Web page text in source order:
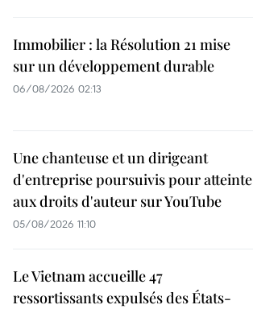
Immobilier : la Résolution 21 mise
sur un développement durable
06/08/2026 02:13
Une chanteuse et un dirigeant
d'entreprise poursuivis pour atteinte
aux droits d'auteur sur YouTube
05/08/2026 11:10
Le Vietnam accueille 47
ressortissants expulsés des États-